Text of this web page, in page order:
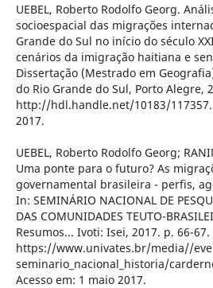
UEBEL, Roberto Rodolfo Georg.
socioespacial das migrações
Grande do Sul no início do século
cenários da imigração haitiana e
Dissertação (Mestrado em
do Rio Grande do Sul, Porto Alegre,
http://hdl.handle.net/10183/117357.
2017.
UEBEL, Roberto Rodolfo Georg;
Uma ponte para o futuro? As
governamental brasileira - perfis,
In: SEMINÁRIO NACIONAL DE
DAS COMUNIDADES TEUTO-
Resumos... Ivoti: Isei, 2017. p. 66-
https://www.univates.br/media//
seminario_nacional_historia/
Acesso em: 1 maio 2017.